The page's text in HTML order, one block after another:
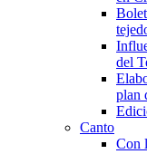
del
plan
Canto
Con